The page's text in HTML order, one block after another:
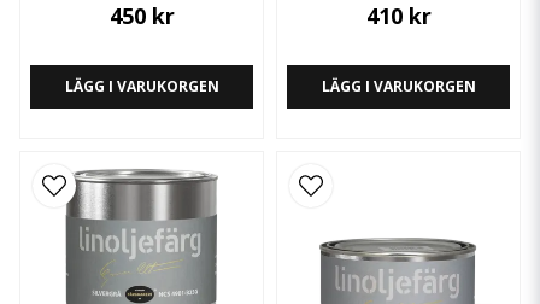
450 kr
LÄGG I VARUKORGEN
410 kr
LÄGG I VARUKORGEN